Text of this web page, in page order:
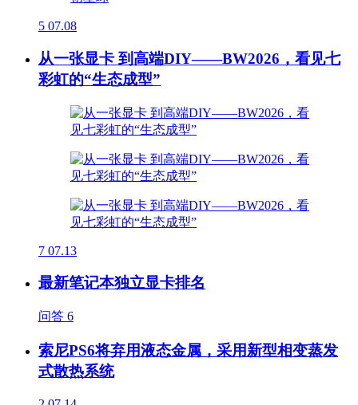
5 07.08
从一张显卡 到高端DIY——BW2026，看见七
彩虹的“生态成型”
7 07.13
最新笔记本独立显卡排名
问答 6
索尼PS6将弃用液态金属，采用新型相变蒸发
式散热系统